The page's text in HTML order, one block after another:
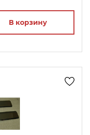
В корзину